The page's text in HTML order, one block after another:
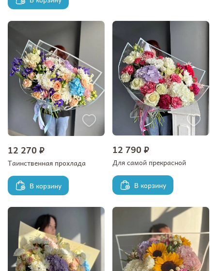
12 270 ₽
Таинственная прохлада
В корзину
12 790 ₽
Для самой прекрасной
В корзину